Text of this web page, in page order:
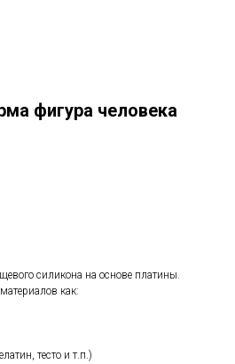
фигура человека
силикона на основе платины.
как:
тесто и т.п.)